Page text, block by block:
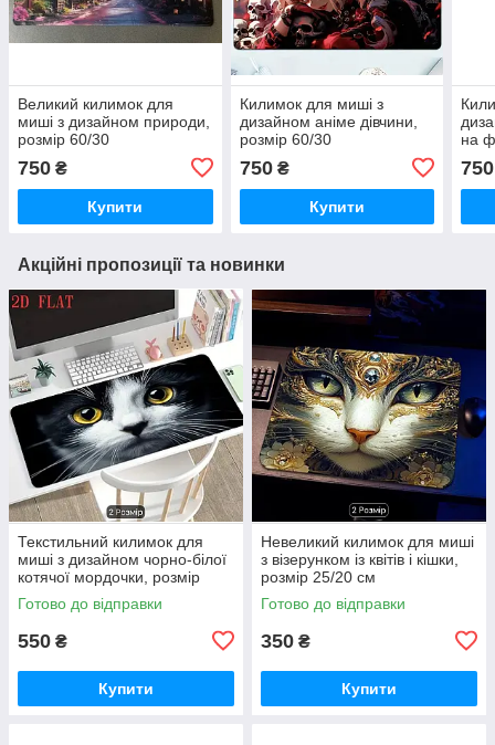
Великий килимок для
миші з дизайном природи,
розмір 60/30
750 ₴
Купити
Килимок для миші з
дизайном аніме дівчини,
розмір 60/30
750₴
Купити
на
750
Акційні пропозиції та новинки
Текстильний килимок для
миші з дизайном чорно-білої
котячої мордочки, розмір
60/30 см
Готово до відправки
550 ₴
Купити
Невеликий килимок для миші
з візерунком із квітів і кішки,
розмір 25/20 см
Готово до відправки
350 ₴
Купити